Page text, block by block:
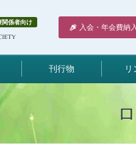
関係者向け
入会・年会費納
刊行物 リ